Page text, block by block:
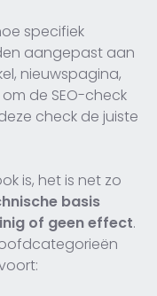
specifiek
aangepast aan
nieuwspagina,
de SEO-check
check de juiste
is, het is net zo
basis
of geen effect.